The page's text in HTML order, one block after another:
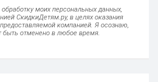
моих персональных данных,
СкидкиДетям.ру, в целях оказания
компанией. Я осознаю,
быть отменено в любое время.